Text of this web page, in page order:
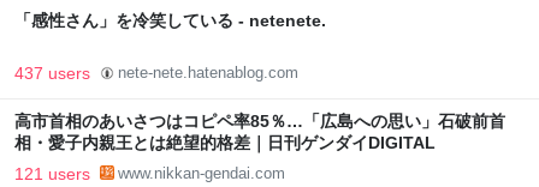
「感性さん」を冷笑している - netenete.
437 users nete-nete.hatenablog.com
高市首相のあいさつはコピペ率85％…「広島への思い」石破前首
相・愛子内親王とは絶望的格差｜日刊ゲンダイDIGITAL
121 users www.nikkan-gendai.com